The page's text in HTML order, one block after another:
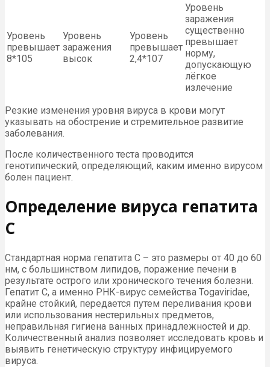
Уровень
превышает
8*105
Уровень
заражения
высок
Уровень
превышает
2,4*107
Уровень
заражения
существенно
превышает
норму,
допускающую
лёгкое
излечение
Резкие изменения уровня вируса в крови могут
указывать на обострение и стремительное развитие
заболевания.
После количественного теста проводится
генотипический, определяющий, каким именно вирусом
болен пациент.
Определение вируса гепатита
С
Стандартная норма гепатита С – это размеры от 40 до 60
нм, с большинством липидов, поражение печени в
результате острого или хронического течения болезни.
Гепатит С, а именно РНК-вирус семейства Togaviridae,
крайне стойкий, передается путем переливания крови
или использования нестерильных предметов,
неправильная гигиена ванных принадлежностей и др.
Количественный анализ позволяет исследовать кровь и
выявить генетическую структуру инфицируемого
вируса.